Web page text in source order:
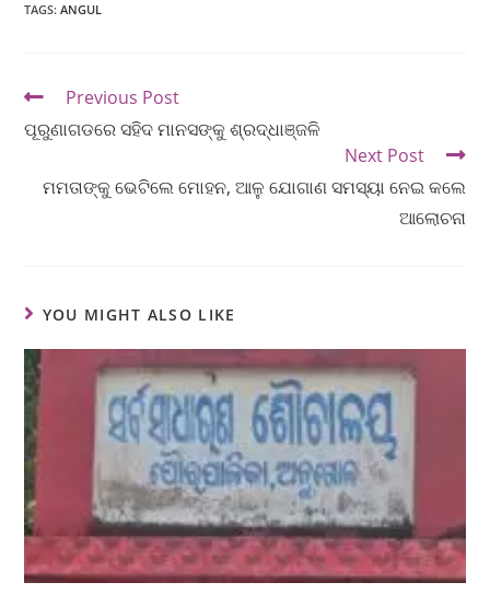
TAGS:ANGUL
Previous Post
ପୂରୁଣାଗଡରେ ସହିଦ ମାନସଙ୍କୁ ଶ୍ରଦ୍ଧାଞ୍ଜଳି
Next Post
ମମତାଙ୍କୁ ଭେଟିଲେ ମୋହନ, ଆଳୁ ଯୋଗାଣ ସମସ୍ୟା ନେଇ କଲେ
ଆଲୋଚନା
YOU MIGHT ALSO LIKE